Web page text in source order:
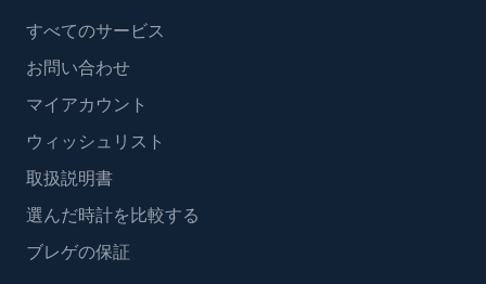
すべてのサービス
お問い合わせ
マイアカウント
ウィッシュリスト
取扱説明書
選んだ時計を比較する
ブレゲの保証